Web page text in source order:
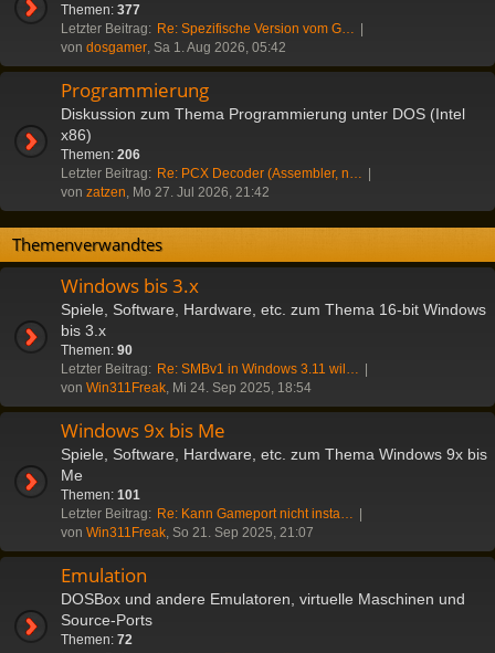
Themen: 377
Letzter Beitrag: Re: Spezifische Version vom G…
von dosgamer, Sa 1. Aug 2026, 05:42
Programmierung
Diskussion zum Thema Programmierung unter DOS (Intel
x86)
Themen: 206
Letzter Beitrag: Re: PCX Decoder (Assembler, n…
von zatzen, Mo 27. Jul 2026, 21:42
Themenverwandtes
Windows bis 3.x
Spiele, Software, Hardware, etc. zum Thema 16-bit Windows
bis 3.x
Themen: 90
Letzter Beitrag: Re: SMBv1 in Windows 3.11 wil…
von Win311Freak, Mi 24. Sep 2025, 18:54
Windows 9x bis Me
Spiele, Software, Hardware, etc. zum Thema Windows 9x bis
Me
Themen: 101
Letzter Beitrag: Re: Kann Gameport nicht insta…
von Win311Freak, So 21. Sep 2025, 21:07
Emulation
DOSBox und andere Emulatoren, virtuelle Maschinen und
Source-Ports
Themen: 72